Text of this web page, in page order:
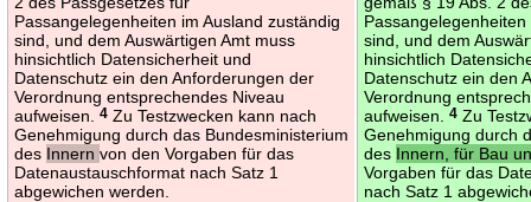
Passangelegenheiten im Ausland zuständig
sind, und dem Auswärtigen Amt muss
hinsichtlich Datensicherheit und
Datenschutz ein den Anforderungen der
Verordnung entsprechendes Niveau
aufweisen.4 Zu Testzwecken kann nach
Genehmigung durch das Bundesministerium
des Innernvon den Vorgaben für das
Datenaustauschformat nach Satz 1
abgewichen werden.
sind, und dem
hinsichtlich
Datenschutz ein den
Verordnung
aufweisen.4 Zu
Genehmigung durch
des Innern, für Bau
Vorgaben für das
nach Satz 1